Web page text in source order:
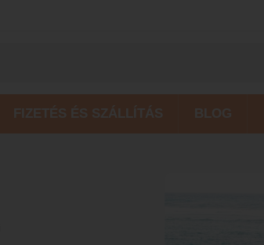
FIZETÉS ÉS SZÁLLÍTÁS BLOG